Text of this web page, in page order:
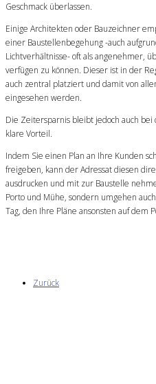
Geschmack überlassen.
Einige Architekten oder Bauzeichner
einer Baustellenbegehung -auch
Lichtverhältnisse- oft als angenehmer,
verfügen zu können. Dieser ist in der
auch zentral platziert und damit von
eingesehen werden.
Die Zeitersparnis bleibt jedoch auch
klare Vorteil.
Indem Sie einen Plan an Ihre Kunden
freigeben, kann der Adressat diesen
ausdrucken und mit zur Baustelle
Porto und Mühe, sondern umgehen
Tag, den Ihre Pläne ansonsten auf dem
Zurück